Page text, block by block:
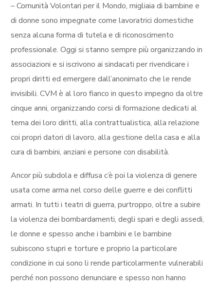
– Comunità Volontari per il Mondo, migliaia di bambine e
di donne sono impegnate come lavoratrici domestiche
senza alcuna forma di tutela e di riconoscimento
professionale. Oggi si stanno sempre più organizzando in
associazioni e si iscrivono ai sindacati per rivendicare i
propri diritti ed emergere dall’anonimato che le rende
invisibili. CVM è al loro fianco in questo impegno da oltre
cinque anni, organizzando corsi di formazione dedicati al
tema dei loro diritti, alla contrattualistica, alla relazione
coi propri datori di lavoro, alla gestione della casa e alla
cura di bambini, anziani e persone con disabilità.
Ancor più subdola e diffusa c’è poi la violenza di genere
usata come arma nel corso delle guerre e dei conflitti
armati. In tutti i teatri di guerra, purtroppo, oltre a subire
la violenza dei bombardamenti, degli spari e degli assedi,
le donne e spesso anche i bambini e le bambine
subiscono stupri e torture e proprio la particolare
condizione in cui sono li rende particolarmente vulnerabili
perché non possono denunciare e spesso non hanno